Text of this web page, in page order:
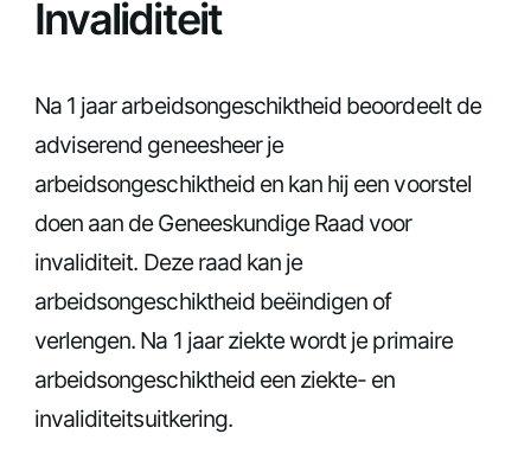
Invaliditeit
Na 1 jaar arbeidsongeschiktheid beoordeelt de
adviserend geneesheer je
arbeidsongeschiktheid en kan hij een voorstel
doen aan de Geneeskundige Raad voor
invaliditeit. Deze raad kan je
arbeidsongeschiktheid beëindigen of
verlengen. Na 1 jaar ziekte wordt je primaire
arbeidsongeschiktheid een ziekte- en
invaliditeitsuitkering.